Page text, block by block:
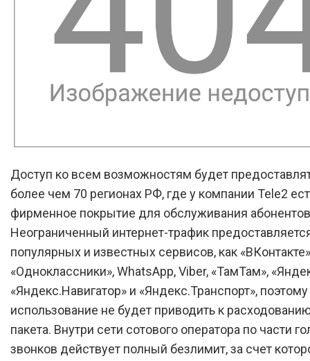
Доступ ко всем возможностям будет
более чем 70 регионах РФ, где у компании Tele2
фирменное покрытие для обслуживания
Неограниченный интернет-трафик
популярных и известных сервисов, как
«Одноклассники», WhatsApp, Viber, «ТамТам»,
«Яндекс.Навигатор» и «Яндекс.Транспорт»,
использование не будет приводить к
пакета. Внутри сети сотового оператора по части
звонков действует полный безлимит, за счет